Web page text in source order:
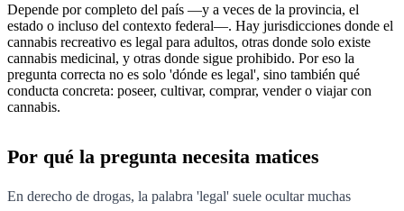
Depende por completo del país —y a veces de la provincia, el
estado o incluso del contexto federal—. Hay jurisdicciones donde el
cannabis recreativo es legal para adultos, otras donde solo existe
cannabis medicinal, y otras donde sigue prohibido. Por eso la
pregunta correcta no es solo 'dónde es legal', sino también qué
conducta concreta: poseer, cultivar, comprar, vender o viajar con
cannabis.
Por qué la pregunta necesita matices
En derecho de drogas, la palabra 'legal' suele ocultar muchas